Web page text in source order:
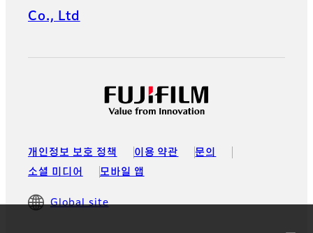
Co., Ltd
개인정보 보호 정책 이용 약관
문의
소셜 미디어
모바일 앱
Global site